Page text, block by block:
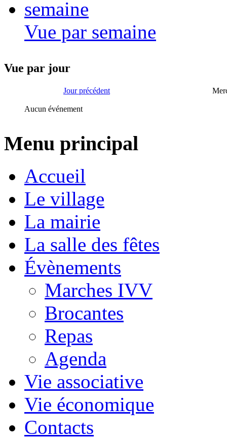
Vue par semaine
Vue par jour
Jour précédent
Aucun événement
Menu principal
Accueil
Le village
La mairie
La salle des fêtes
Évènements
Marches IVV
Brocantes
Repas
Agenda
Vie associative
Vie économique
Contacts